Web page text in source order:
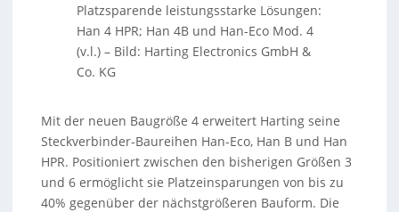
Platzsparende leistungsstarke Lösungen:
Han 4 HPR; Han 4B und Han-Eco Mod. 4
(v.l.) – Bild: Harting Electronics GmbH &
Co. KG
Mit der neuen Baugröße 4 erweitert Harting seine
Steckverbinder-Baureihen Han-Eco, Han B und Han
HPR. Positioniert zwischen den bisherigen Größen 3
und 6 ermöglicht sie Platzeinsparungen von bis zu
40% gegenüber der nächstgrößeren Bauform. Die